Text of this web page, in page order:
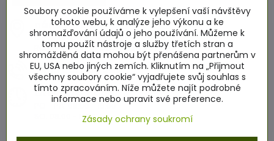
nám​. Míru 86
671 67 Hrušovany nad Jevišovkou
RCJ2+4WC Hrušovany nad Jevišovkou
+420 601 564 686
Otevírací doba
SO: 08:00 - 11:00
Soubory cookie používáme k vylepšení vaší návštěvy
tohoto webu, k analýze jeho výkonu a ke
shromažďování údajů o jeho používání. Můžeme k
tomu použít nástroje a služby třetích stran a
shromážděná data mohou být přenášena partnerům v
EU, USA nebo jiných zemích. Kliknutím na „Přijmout
všechny soubory cookie“ vyjadřujete svůj souhlas s
tímto zpracováním. Níže můžete najít podrobné
informace nebo upravit své preference.
Zásady ochrany soukromí